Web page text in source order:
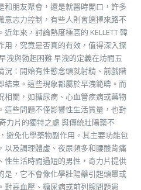
和朋友聚會，還是就醫時開口，許多
意志力控制，有些人則會選擇來路不
年來，討論熱度極高的 KELLETT 韓
用，究竟是否真的有效，值得深入探
洩與勃起困難 早洩的定義在坊間五
況：開始有性慾念頭就射精、前戲階
結束。這些現象都屬於早洩範疇。而
相關，如糖尿病、心血管疾病或藥物
這些問題不僅影響性生活質量，也對
力片的獨特之處 與傳統壯陽藥不
避免化學藥物副作用。其主要功能包
以及調理體虛、夜尿頻多和腰酸背痛
性生活時間過短的男性，奇力片提供
是，它不會像化學壯陽藥引起頭暈或
對高血壓、糖尿病或前列腺問題患